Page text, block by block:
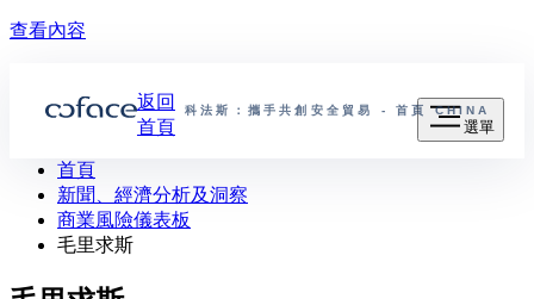
查看內容
科法斯：攜手共創安全貿易 - 首頁 CHINA
返回
首頁
選單
首頁
新聞、經濟分析及洞察
商業風險儀表板
毛里求斯